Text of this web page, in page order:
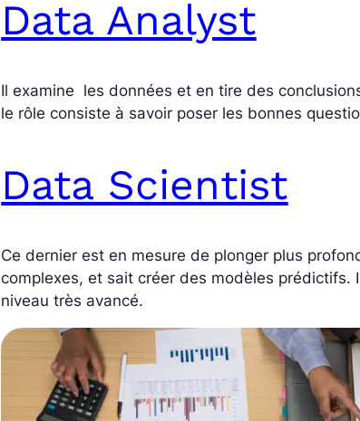
Data Analyst
Il examine les données et en tire des
le rôle consiste à savoir poser les bonnes
Data Scientist
Ce dernier est en mesure de plonger plus
complexes, et sait créer des modèles
niveau très avancé.